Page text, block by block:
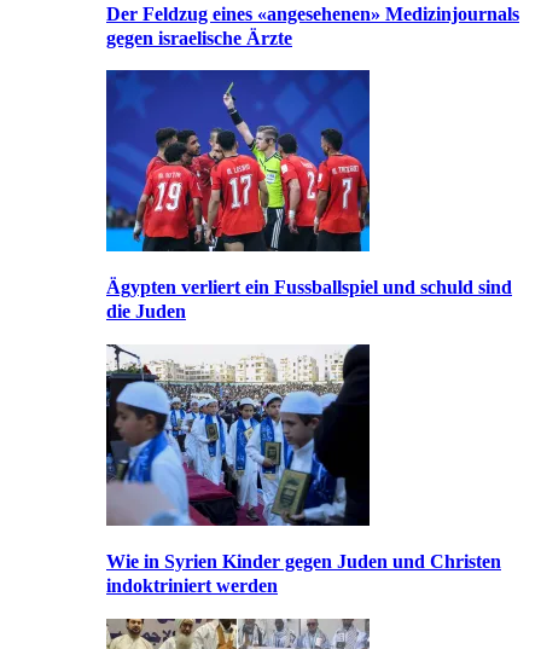
Der Feldzug eines «angesehenen» Medizinjournals
gegen israelische Ärzte
Ägypten verliert ein Fussballspiel und schuld sind
die Juden
Wie in Syrien Kinder gegen Juden und Christen
indoktriniert werden